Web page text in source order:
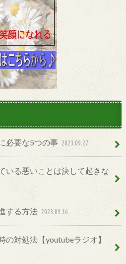
必要な5つの事 2023.09.27
いる悪いことは決して起きな
する方法 2023.09.16
の対処法【youtubeラジオ】